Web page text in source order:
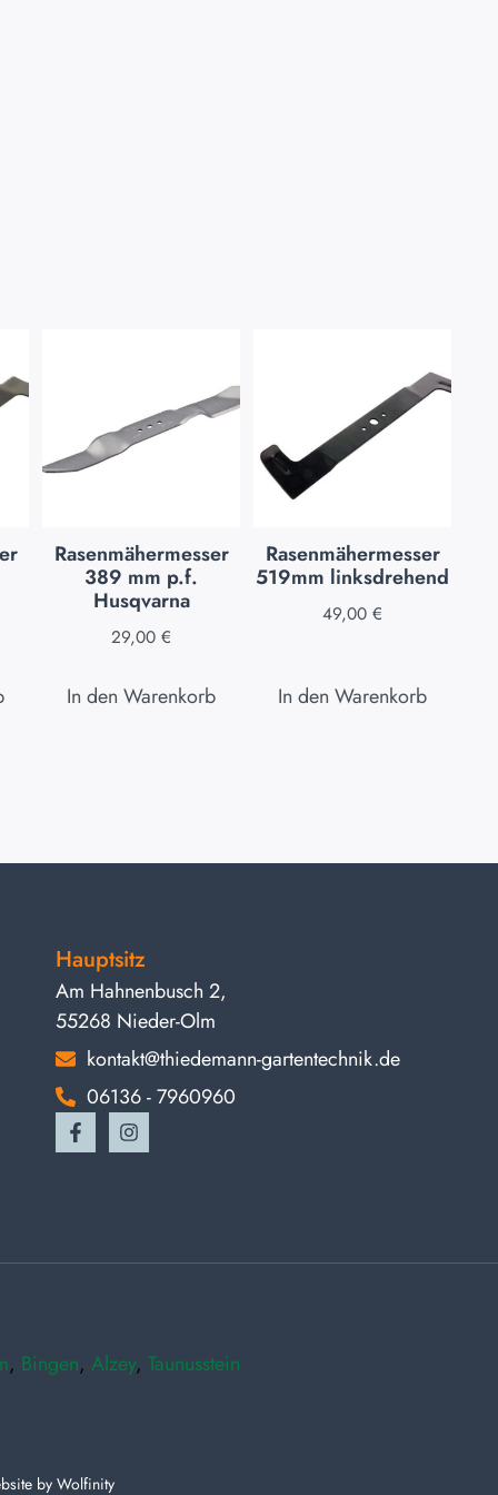
Rasenmähermesser
389 mm p.f.
Husqvarna
29,00 €
In den Warenkorb
Rasenmähermesser
519mm linksdrehend
49,00 €
In den Warenkorb
Hauptsitz
Am Hahnenbusch 2,
55268 Nieder-Olm
kontakt@thiedemann-gartentechnik.de
06136 - 7960960
, Bingen, Alzey, Taunusstein
by Wolfinity